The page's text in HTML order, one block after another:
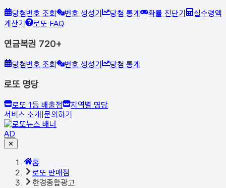
당첨번호 조회 번호 생성기 당첨 통계 확률 진단기
실수령액
계산기
로또 FAQ
연금복권 720+
당첨번호 조회 번호 생성기 당첨 통계
로또 명당
로또 1등 배출점
지역별 명당
서비스 소개|문의하기
AD
✕
홈
로또 판매점
한경종합광고